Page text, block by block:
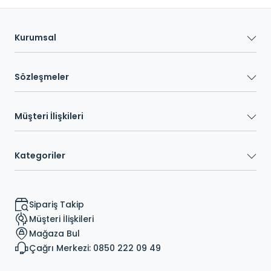
Kurumsal
Sözleşmeler
Müşteri İlişkileri
Kategoriler
Sipariş Takip
Müşteri İlişkileri
Mağaza Bul
Çağrı Merkezi: 0850 222 09 49